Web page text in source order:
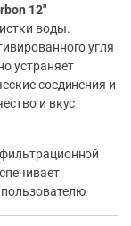
12″
воды.
угля
устраняет
соединения и
и вкус